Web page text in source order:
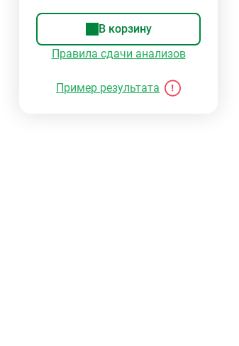
В корзину
Правила сдачи анализов
Пример результата